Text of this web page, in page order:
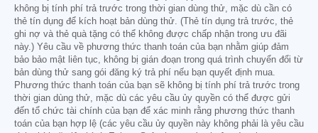
không bị tính phí trả trước trong thời gian dùng thử, mặc dù cần có
thẻ tín dụng để kích hoạt bản dùng thử. (Thẻ tín dụng trả trước, thẻ
ghi nợ và thẻ quà tặng có thể không được chấp nhận trong ưu đãi
này.) Yêu cầu về phương thức thanh toán của bạn nhằm giúp đảm
bảo bảo mật liên tục, không bị gián đoạn trong quá trình chuyển đổi từ
bản dùng thử sang gói đăng ký trả phí nếu bạn quyết định mua.
Phương thức thanh toán của bạn sẽ không bị tính phí trả trước trong
thời gian dùng thử, mặc dù các yêu cầu ủy quyền có thể được gửi
đến tổ chức tài chính của bạn để xác minh rằng phương thức thanh
toán của bạn hợp lệ (các yêu cầu ủy quyền này không phải là yêu cầu